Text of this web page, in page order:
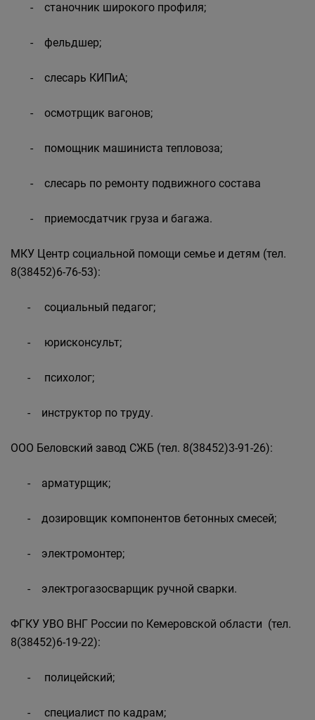
- станочник широкого профиля;
- фельдшер;
- слесарь КИПиА;
- осмотрщик вагонов;
- помощник машиниста тепловоза;
- слесарь по ремонту подвижного состава
- приемосдатчик груза и багажа.
МКУ Центр социальной помощи семье и детям (тел.
8(38452)6-76-53):
- социальный педагог;
- юрисконсульт;
- психолог;
- инструктор по труду.
ООО Беловский завод СЖБ (тел. 8(38452)3-91-26):
- арматурщик;
- дозировщик компонентов бетонных смесей;
- электромонтер;
- электрогазосварщик ручной сварки.
ФГКУ УВО ВНГ России по Кемеровской области (тел.
8(38452)6-19-22):
- полицейский;
- специалист по кадрам;